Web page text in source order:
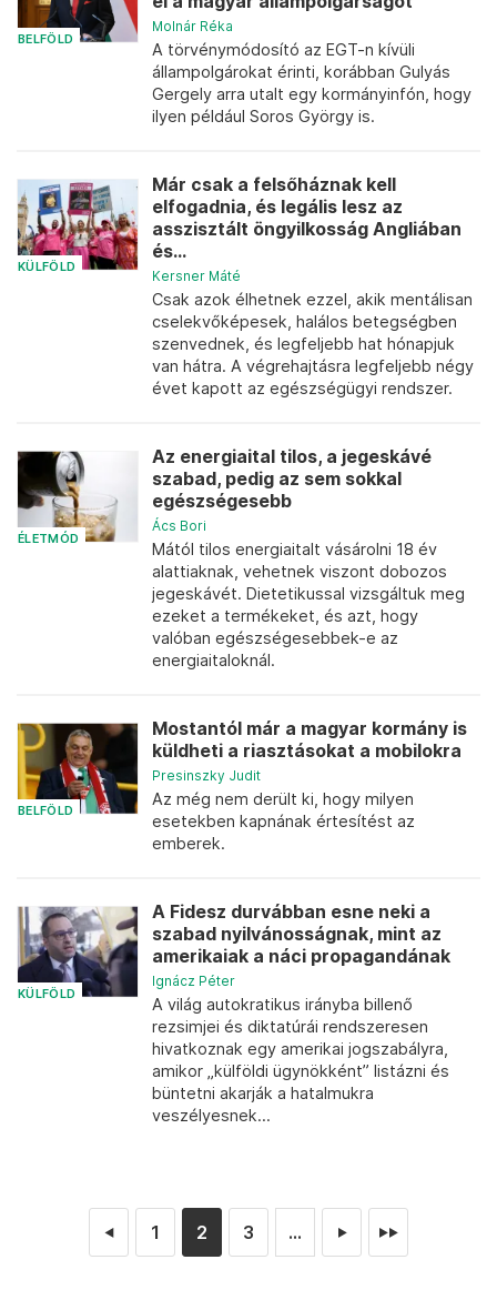
BELFÖLD
Molnár Réka
A törvénymódosító az EGT-n kívüli
állampolgárokat érinti, korábban Gulyás
Gergely arra utalt egy kormányinfón, hogy
ilyen például Soros György is.
KÜLFÖLD
Már csak a felsőháznak kell
elfogadnia, és legális lesz az
asszisztált öngyilkosság Angliában
és...
Kersner Máté
Csak azok élhetnek ezzel, akik mentálisan
cselekvőképesek, halálos betegségben
szenvednek, és legfeljebb hat hónapjuk
van hátra. A végrehajtásra legfeljebb négy
évet kapott az egészségügyi rendszer.
ÉLETMÓD
Az energiaital tilos, a jegeskávé
szabad, pedig az sem sokkal
egészségesebb
Ács Bori
Mától tilos energiaitalt vásárolni 18 év
alattiaknak, vehetnek viszont dobozos
jegeskávét. Dietetikussal vizsgáltuk meg
ezeket a termékeket, és azt, hogy
valóban egészségesebbek-e az
energiaitaloknál.
BELFÖLD
Mostantól már a magyar kormány is
küldheti a riasztásokat a mobilokra
Presinszky Judit
Az még nem derült ki, hogy milyen
esetekben kapnának értesítést az
emberek.
KÜLFÖLD
A Fidesz durvábban esne neki a
szabad nyilvánosságnak, mint az
amerikaiak a náci propagandának
Ignácz Péter
A világ autokratikus irányba billenő
rezsimjei és diktatúrái rendszeresen
hivatkoznak egy amerikai jogszabályra,
amikor „külföldi ügynökként” listázni és
büntetni akarják a hatalmukra
veszélyesnek...
◄ 1 2 3 ... ► ►►